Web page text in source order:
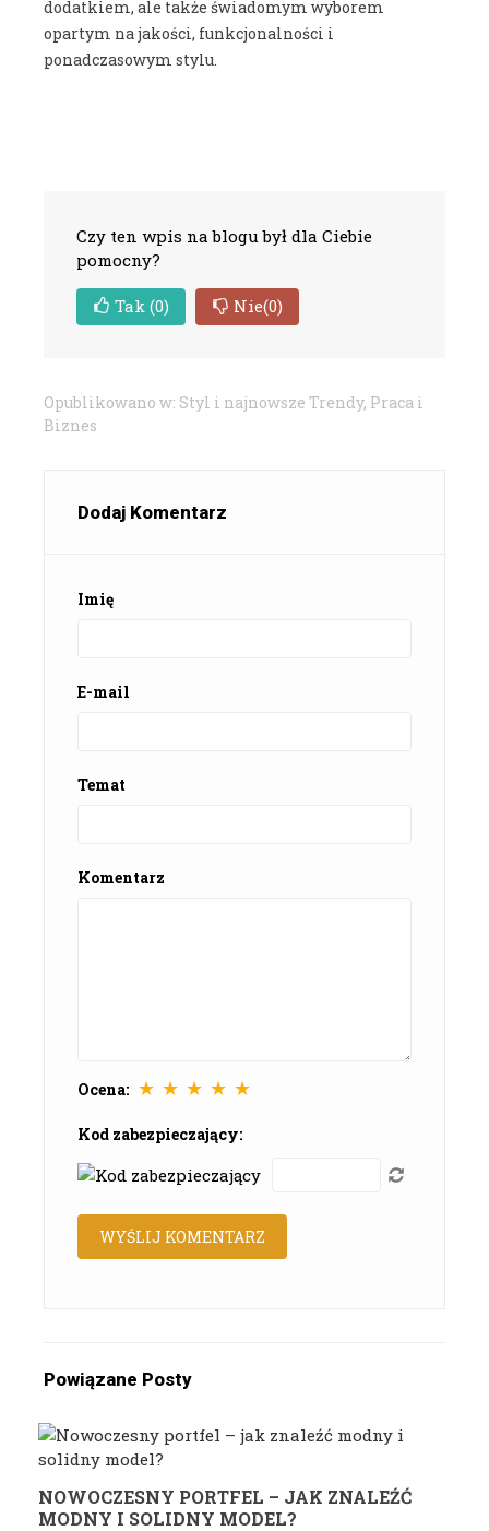
dodatkiem, ale także świadomym wyborem
opartym na jakości, funkcjonalności i
ponadczasowym stylu.
Czy ten wpis na blogu był dla Ciebie
pomocny?
Tak (0) Nie(0)
Opublikowano w: Styl i najnowsze Trendy, Praca i
Biznes
Dodaj Komentarz
Imię
E-mail
Temat
Komentarz
Ocena: ★ ★ ★ ★ ★
Kod zabezpieczający:
Powiązane Posty
NOWOCZESNY PORTFEL – JAK ZNALEŹĆ
MODNY I SOLIDNY MODEL?